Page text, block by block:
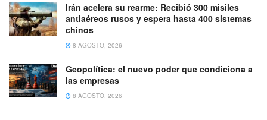
Irán acelera su rearme: Recibió 300 misiles
antiaéreos rusos y espera hasta 400 sistemas
chinos
8 AGOSTO, 2026
Geopolítica: el nuevo poder que condiciona a
las empresas
8 AGOSTO, 2026